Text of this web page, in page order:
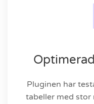
Pluginen har
tabeller med stor